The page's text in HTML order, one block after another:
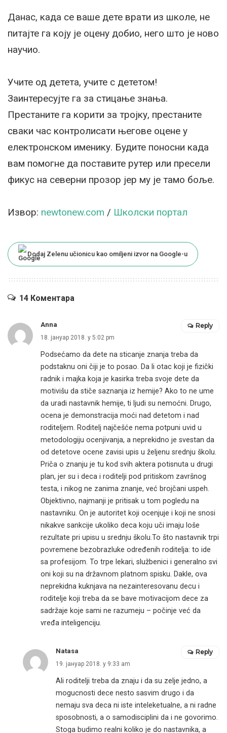
Данас, када се ваше дете врати из школе, не
питајте га коју је оцену добио, него што је ново
научио.
Учите од детета, учите с дететом!
Заинтересујте га за стицање знања.
Престаните га корити за тројку, престаните
сваки час контролисати његове оцене у
електронском именику. Будите поносни када
вам помогне да поставите рутер или пресели
фикус на северни прозор јер му је тамо боље.
Извор: newtonew.com / Школски портал
Dodaj Zelenu učionicu kao omiljeni izvor na Google-u
14 Коментара
Anna
18. јануар 2018. у 5:02 pm
Podsećamo da dete na sticanje znanja treba da
podstaknu oni čiji je to posao. Da li otac koji je fizički
radnik i majka koja je kasirka treba svoje dete da
motivišu da stiče saznanja iz hemije? Ako to ne ume
da uradi nastavnik hemije, ti ljudi su nemoćni. Drugo,
ocena je demonstracija moći nad detetom i nad
roditeljem. Roditelj najčešće nema potpuni uvid u
metodologiju ocenjivanja, a neprekidno je svestan da
od detetove ocene zavisi upis u željenu srednju školu.
Priča o znanju je tu kod svih aktera potisnuta u drugi
plan, jer su i deca i roditelji pod pritiskom završnog
testa, i nikog ne zanima znanje, već brojčani uspeh.
Objektivno, najmanji je pritisak u tom pogledu na
nastavniku. On je autoritet koji ocenjuje i koji ne snosi
nikakve sankcije ukoliko deca koju uči imaju loše
rezultate pri upisu u srednju školu.To što nastavnik trpi
povremene bezobrazluke određenih roditelja: to ide
sa profesijom. To trpe lekari, službenici i generalno svi
oni koji su na državnom platnom spisku. Dakle, ova
neprekidna kuknjava na nezainteresovanu decu i
roditelje koji treba da se bave motivacijom dece za
sadržaje koje sami ne razumeju – počinje već da
vređa inteligenciju.
Reply
Natasa
19. јануар 2018. у 9:33 am
Ali roditelji treba da znaju i da su zelje jedno, a
mogucnosti dece nesto sasvim drugo i da
nemaju sva deca ni iste inteleketualne, a ni radne
sposobnosti, a o samodisciplini da i ne govorimo.
Stoga budimo realni koliko je do nastavnika, a
Reply